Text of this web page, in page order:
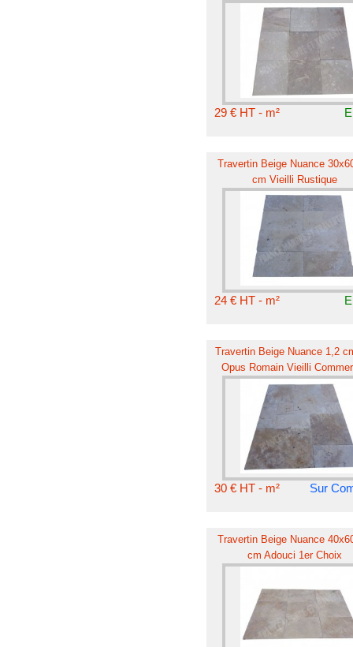
29 € HT - m²
Travertin Beige Nuance
cm Vieilli Rustique
24 € HT - m²
Travertin Beige Nuance 1,2
Opus Romain Vieilli
30 € HT - m² Sur
Travertin Beige Nuance
cm Adouci 1er Choix